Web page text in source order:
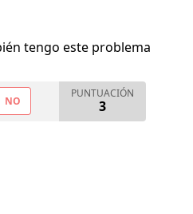
tengo este problema
NO
PUNTUACIÓN
3